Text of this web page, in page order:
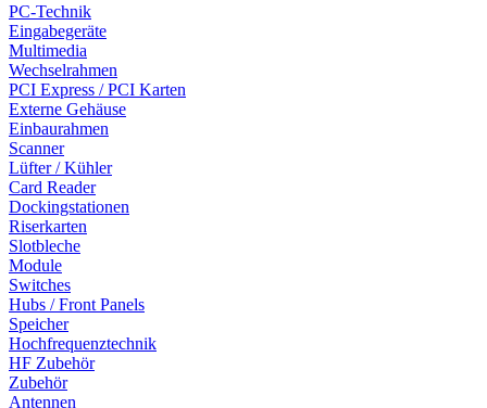
PC-Technik
Eingabegeräte
Multimedia
Wechselrahmen
PCI Express / PCI Karten
Externe Gehäuse
Einbaurahmen
Scanner
Lüfter / Kühler
Card Reader
Dockingstationen
Riserkarten
Slotbleche
Module
Switches
Hubs / Front Panels
Speicher
Hochfrequenztechnik
HF Zubehör
Zubehör
Antennen